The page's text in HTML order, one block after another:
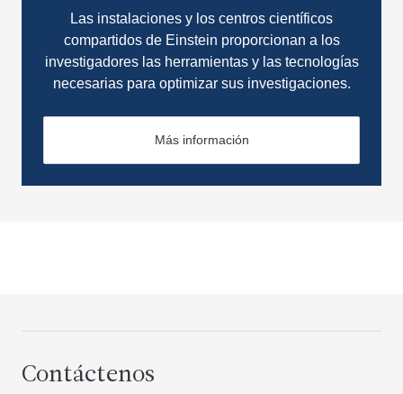
Las instalaciones y los centros científicos
compartidos de Einstein proporcionan a los
investigadores las herramientas y las tecnologías
necesarias para optimizar sus investigaciones.
Más información
Contáctenos